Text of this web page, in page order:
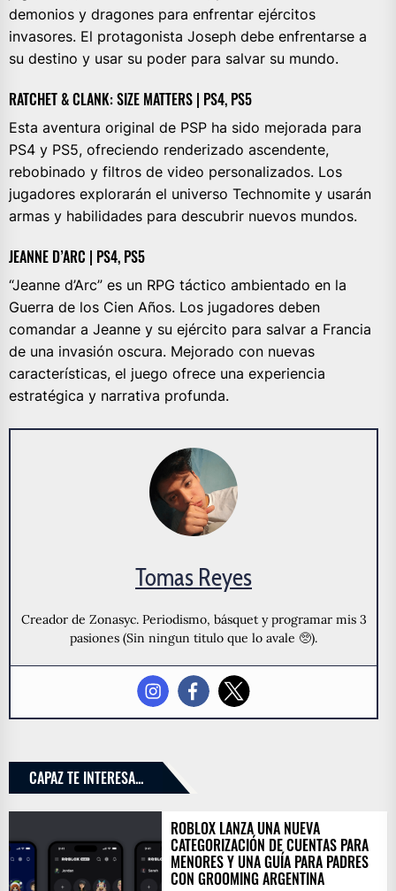
demonios y dragones para enfrentar ejércitos
invasores. El protagonista Joseph debe enfrentarse a
su destino y usar su poder para salvar su mundo.
RATCHET & CLANK: SIZE MATTERS | PS4, PS5
Esta aventura original de PSP ha sido mejorada para
PS4 y PS5, ofreciendo renderizado ascendente,
rebobinado y filtros de video personalizados. Los
jugadores explorarán el universo Technomite y usarán
armas y habilidades para descubrir nuevos mundos.
JEANNE D’ARC | PS4, PS5
“Jeanne d’Arc” es un RPG táctico ambientado en la
Guerra de los Cien Años. Los jugadores deben
comandar a Jeanne y su ejército para salvar a Francia
de una invasión oscura. Mejorado con nuevas
características, el juego ofrece una experiencia
estratégica y narrativa profunda.
Tomas Reyes
Creador de Zonasyc. Periodismo, básquet y programar mis 3
pasiones (Sin ningun titulo que lo avale 🥺).
CAPAZ TE INTERESA...
ROBLOX LANZA UNA NUEVA
CATEGORIZACIÓN DE CUENTAS PARA
MENORES Y UNA GUÍA PARA PADRES
CON GROOMING ARGENTINA